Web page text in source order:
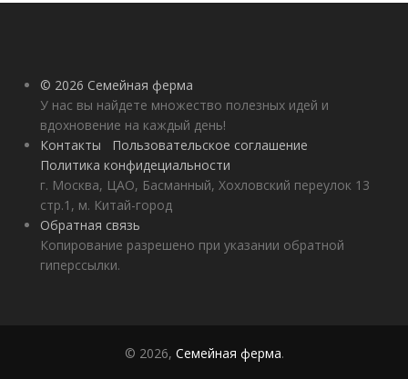
© 2026 Семейная ферма
У нас вы найдете множество полезных идей и
вдохновение на каждый день!
Контакты
Пользовательское соглашение
Политика конфидециальности
г. Москва, ЦАО, Басманный, Хохловский переулок 13
стр.1, м. Китай-город
Обратная связь
Копирование разрешено при указании обратной
гиперссылки.
© 2026, Семейная ферма.